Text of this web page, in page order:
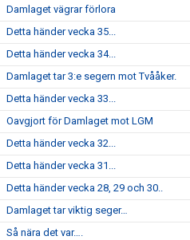
Damlaget vägrar förlora
Detta händer vecka 35...
Detta händer vecka 34...
Damlaget tar 3:e segern mot Tvååker.
Detta händer vecka 33...
Oavgjort för Damlaget mot LGM
Detta händer vecka 32...
Detta händer vecka 31...
Detta händer vecka 28, 29 och 30..
Damlaget tar viktig seger…
Så nära det var….